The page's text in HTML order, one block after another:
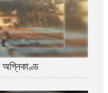
অগ্নিকাণ্ড